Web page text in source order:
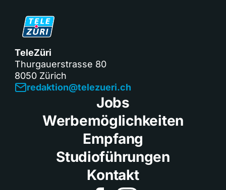
TeleZüri
Thurgauerstrasse 80
8050 Zürich
redaktion@telezueri.ch
Jobs
Werbemöglichkeiten
Empfang
Studioführungen
Kontakt